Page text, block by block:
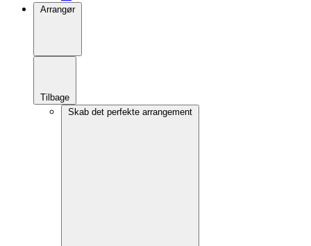
Arrangør
Tilbage
Skab det perfekte arrangement